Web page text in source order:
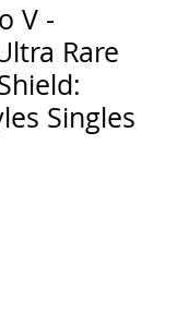
V -
Rare
Singles